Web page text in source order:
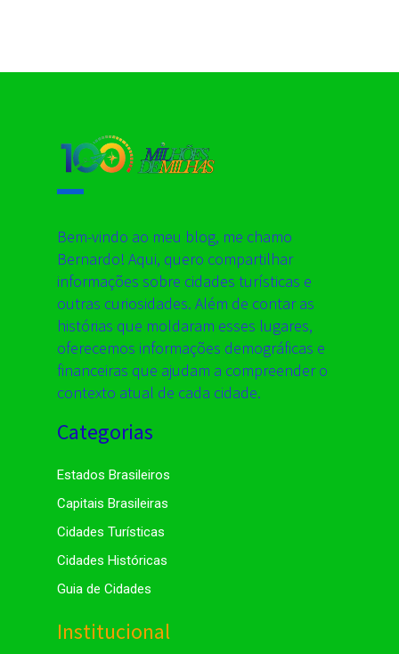
Bem-vindo ao meu blog, me chamo
Bernardo! Aqui, quero compartilhar
informações sobre cidades turísticas e
outras curiosidades. Além de contar as
histórias que moldaram esses lugares,
oferecemos informações demográficas e
financeiras que ajudam a compreender o
contexto atual de cada cidade.
Categorias
Estados Brasileiros
Capitais Brasileiras
Cidades Turísticas
Cidades Históricas
Guia de Cidades
Institucional